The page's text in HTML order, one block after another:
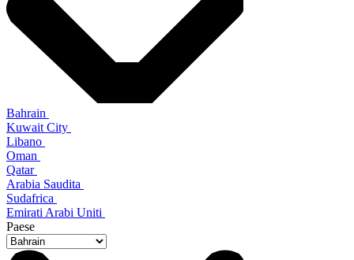
Bahrain
Kuwait City
Libano
Oman
Qatar
Arabia Saudita
Sudafrica
Emirati Arabi Uniti
Paese